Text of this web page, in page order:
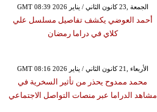
GMT 08:39 2026 الجمعة ,23 كانون الثاني / يناير
أحمد العوضي يكشف تفاصيل مسلسل علي
كلاي في دراما رمضان
GMT 08:16 2026 الأربعاء ,21 كانون الثاني / يناير
محمد ممدوح يحذر من تأثير السخرية في
مشاهد الدراما عبر منصات التواصل الاجتماعي